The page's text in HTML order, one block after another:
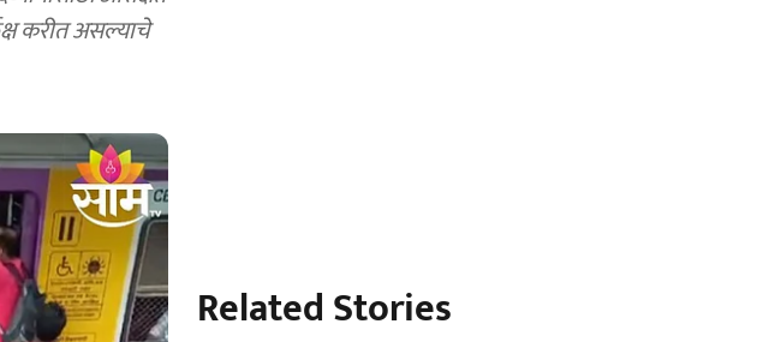
करीत असल्याचे
Related Stories